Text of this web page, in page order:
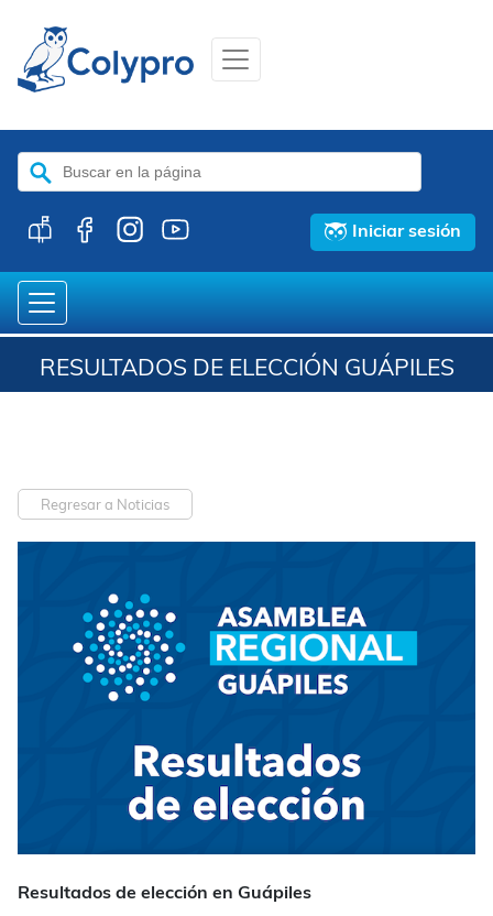
Buscar:
Iniciar sesión
RESULTADOS DE ELECCIÓN GUÁPILES
Regresar a Noticias
Resultados de elección en Guápiles